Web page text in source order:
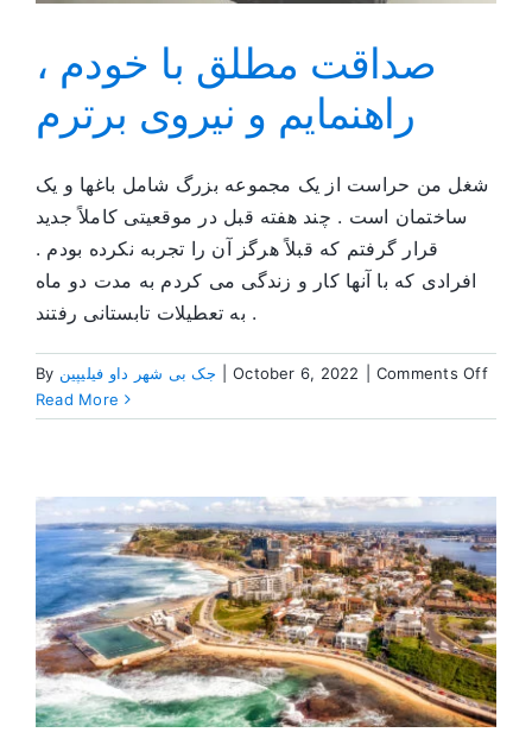
صداقت مطلق با خودم ،
راهنمایم و نیروی برترم
شغل من حراست از یک مجموعه بزرگ شامل باغها و یک
ساختمان است . چند هفته قبل در موقعیتی کاملاً جدید
قرار گرفتم که قبلاً هرگز آن را تجربه نکرده بودم .
افرادی که با آنها کار و زندگی می کردم به مدت دو ماه
به تعطیلات تابستانی رفتند .
By جک بی شهر داو فیلیپین October 6, 2022 Comments Offon
مطلق
،
و
نیروی
برترم
Read More